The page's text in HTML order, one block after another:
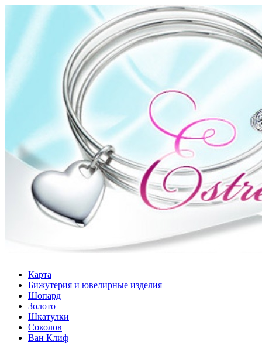
Карта
Бижутерия и ювелирные изделия
Шопард
Золото
Шкатулки
Соколов
Ван Клиф